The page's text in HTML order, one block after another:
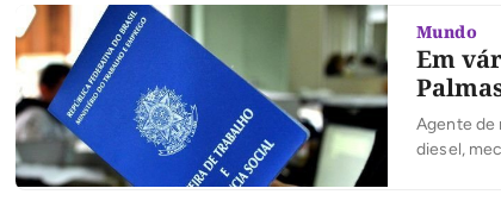
Mundo
Em
Agente de
diesel,